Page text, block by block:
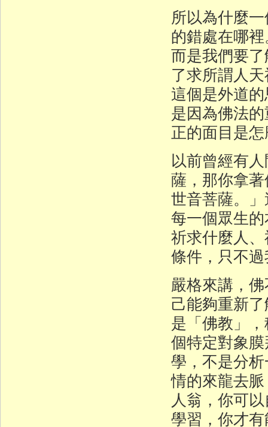
所以為什麼
的錯處在哪
而是我們要
了求所謂人
這個是外道
是因為佛法
正的面目是
以前曾經有
薩，那你拿
世音菩薩。
每一個眾生
祈求什麼人
條件，只不
嚴格來講，
己能夠重新
是「佛教」
個特定對象
學，不是分
情的來龍去
人翁，你可
學習，你才